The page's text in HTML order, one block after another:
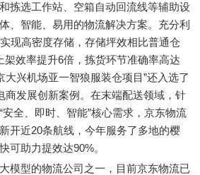
拣选工作站、空箱自动回流线等辅助设
、智能、易用的物流解决方案。充分利
现高密度存储，存储坪效相比普通仓
架效率提升6倍，拣货环节准确率高达
大兴机场亚一智狼服装仓项目”还入选了
商发展创新案例。在末端配送领域，针
全、即时、智能”核心需求，京东物流
开近20条航线，今年服务了多地的樱
可助力提效达90%。
型的物流公司之一，目前京东物流已